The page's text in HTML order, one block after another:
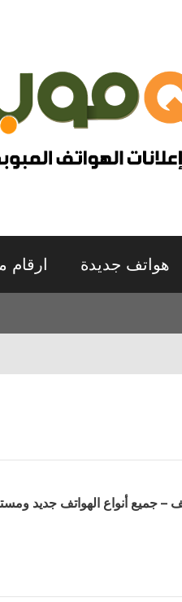
هواتف جديدة ارقام
– جميع أنواع الهواتف